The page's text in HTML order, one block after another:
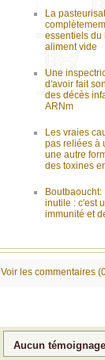
La
essentiels du
aliment vide
Une
d'avoir fait
des décès
ARNm
Les vraies
pas reliées à
une autre
des toxines
inutile : c'est
immunité et
Voir les commentaires
Aucun